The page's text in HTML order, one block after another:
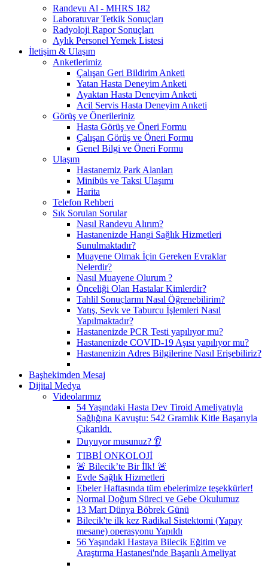
Randevu Al - MHRS 182
Laboratuvar Tetkik Sonuçları
Radyoloji Rapor Sonuçları
Aylık Personel Yemek Listesi
İletişim & Ulaşım
Anketlerimiz
Çalışan Geri Bildirim Anketi
Yatan Hasta Deneyim Anketi
Ayaktan Hasta Deneyim Anketi
Acil Servis Hasta Deneyim Anketi
Görüş ve Önerileriniz
Hasta Görüş ve Öneri Formu
Çalışan Görüş ve Öneri Formu
Genel Bilgi ve Öneri Formu
Ulaşım
Hastanemiz Park Alanları
Minibüs ve Taksi Ulaşımı
Harita
Telefon Rehberi
Sık Sorulan Sorular
Nasıl Randevu Alırım?
Hastanenizde Hangi Sağlık Hizmetleri
Sunulmaktadır?
Muayene Olmak İçin Gereken Evraklar
Nelerdir?
Nasıl Muayene Olurum ?
Önceliği Olan Hastalar Kimlerdir?
Tahlil Sonuçlarını Nasıl Öğrenebilirim?
Yatış, Sevk ve Taburcu İşlemleri Nasıl
Yapılmaktadır?
Hastanenizde PCR Testi yapılıyor mu?
Hastanenizde COVID-19 Aşısı yapılıyor mu?
Hastanenizin Adres Bilgilerine Nasıl Erişebiliriz?
Başhekimden Mesaj
Dijital Medya
Videolarımız
54 Yaşındaki Hasta Dev Tiroid Ameliyatıyla
Sağlığına Kavuştu: 542 Gramlık Kitle Başarıyla
Çıkarıldı.
Duyuyor musunuz? 👂
TIBBİ ONKOLOJİ
🚨 Bilecik’te Bir İlk! 🚨
Evde Sağlık Hizmetleri
Ebeler Haftasında tüm ebelerimize teşekkürler!
Normal Doğum Süreci ve Gebe Okulumuz
13 Mart Dünya Böbrek Günü
Bilecik'te ilk kez Radikal Sistektomi (Yapay
mesane) operasyonu Yapıldı
56 Yaşındaki Hastaya Bilecik Eğitim ve
Araştırma Hastanesi'nde Başarılı Ameliyat